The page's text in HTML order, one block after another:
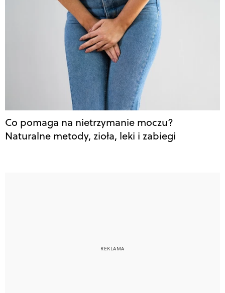
Co pomaga na nietrzymanie moczu?
Naturalne metody, zioła, leki i zabiegi